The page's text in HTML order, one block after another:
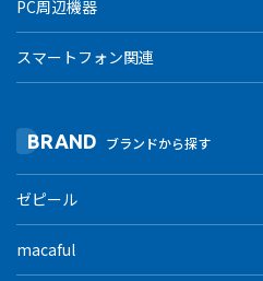
PC周辺機器
スマートフォン関連
BRAND ブランドから探す
ゼピール
macaful